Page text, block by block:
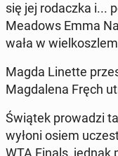
się jej ro­dacz­ka i...
Meadows Emma
wa­ła w
Magda Linette
Mag­da­le­na Fręch
Świątek pro­wa­dzi
wyłoni osiem
WTA Finals,